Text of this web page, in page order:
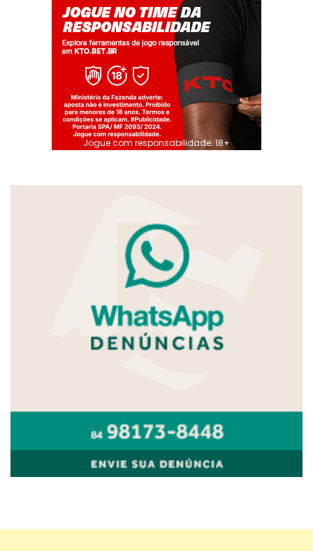
Jogue com responsabilidade. 18+